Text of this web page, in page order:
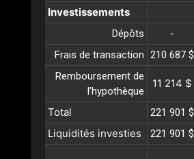
Investissements
Dépôts -
Frais de transaction 210 687 $
Remboursement de
l’hypothèque
11 214 $
Total 221 901 $
Liquidités investies 221 901 $